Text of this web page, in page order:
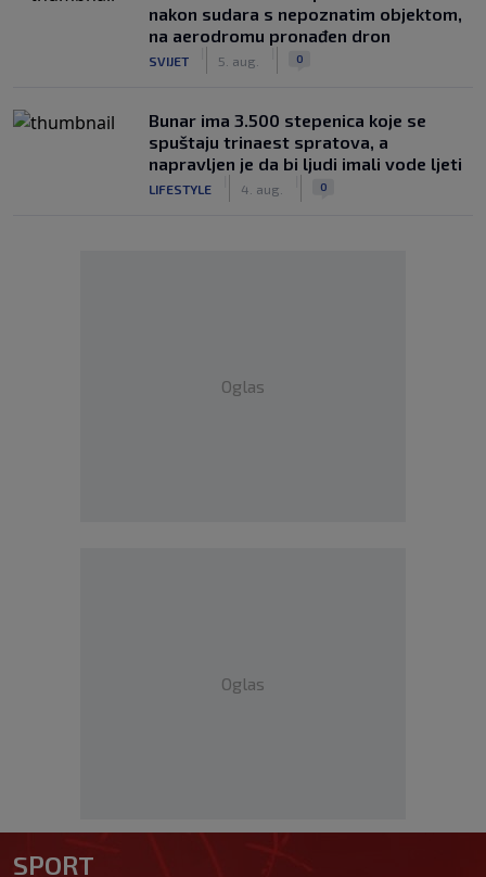
nakon sudara s nepoznatim objektom,
na aerodromu pronađen dron
SVIJET 5. aug. 0
Bunar imа 3.500 stepenica koje se
spuštaju trinaest spratova, a
napravljen je da bi ljudi imali vode ljeti
LIFESTYLE 4. aug. 0
Oglas
Oglas
SPORT